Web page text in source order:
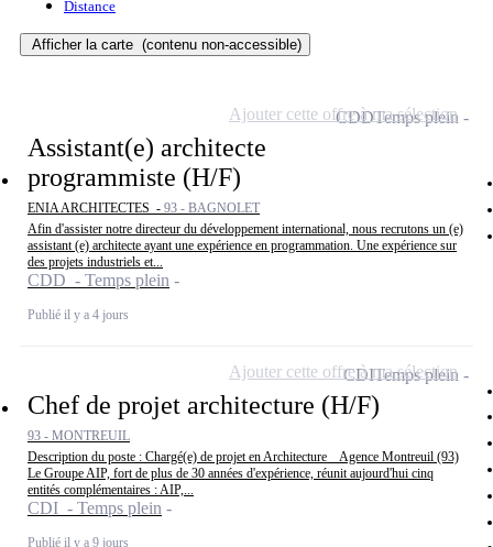
Distance
Afficher la carte (contenu non-accessible)
Assistant(e) architecte
programmiste (H/F)
ENIA ARCHITECTES - 93 - BAGNOLET
Afin d'assister notre directeur du développement international, nous recrutons un (e)
assistant (e) architecte ayant une expérience en programmation. Une expérience sur
des projets industriels et...
CDD - Temps plein
Publié il y a 4 jours
CDDTemps plein
Ajouter cette offre à ma sélection
Chef de projet architecture (H/F)
93 - MONTREUIL
Description du poste : Chargé(e) de projet en Architecture _ Agence Montreuil (93)
Le Groupe AIP, fort de plus de 30 années d'expérience, réunit aujourd'hui cinq
entités complémentaires : AIP,...
CDI - Temps plein
Publié il y a 9 jours
CDITemps plein
Ajouter cette offre à ma sélection